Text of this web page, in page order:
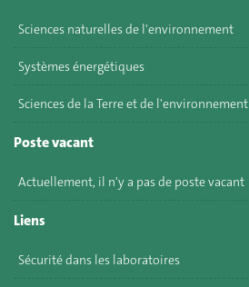
Sciences naturelles de l'environnement
Systèmes énergétiques
Sciences de la Terre et de l'environnement
Poste vacant
Actuellement, il n'y a pas de poste vacant
Liens
Sécurité dans les laboratoires